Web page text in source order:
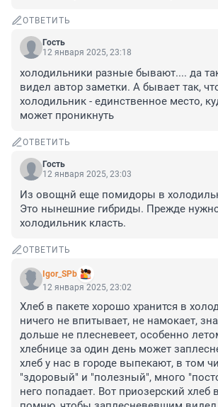
ОТВЕТИТЬ
Гость
12 января 2025, 23:18
холодильники разные бывают.... да
видел автор заметки. А бывает так,
холодильник - единственное место,
может проникнуть
ОТВЕТИТЬ
Гость
12 января 2025, 23:03
Из овощнй еще помидоры в
Это нынешние гибриды. Прежде
холодильник класть.
ОТВЕТИТЬ
Igor_SPb
12 января 2025, 23:02
Хлеб в пакете хорошо хранится в
ничего не впитывает, не намокает,
дольше не плесневеет, особенно
хлебнице за один день может
хлеб у нас в городе выпекают, в том
"здоровый" и "полезный", много
него попадает. Вот приозерский хлеб